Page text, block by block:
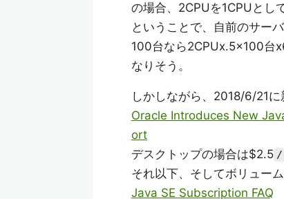
の場合、2CPUを1CPUとし
ということで、自前のサー
100台なら2CPUx.5x100台
なりそう。
しかしながら、2018/6/21
Oracle Introduces New
ort
デスクトップの場合は$2.5 /
それ以下、そしてボリュー
Java SE Subscription FAQ